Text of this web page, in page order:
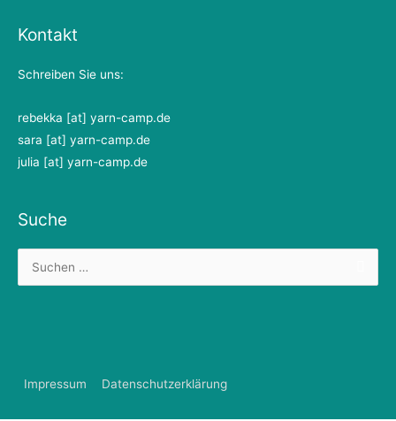
Kontakt
Schreiben Sie uns:
rebekka [at] yarn-camp.de
sara [at] yarn-camp.de
julia [at] yarn-camp.de
Suche
Suchen
Impressum Datenschutzerklärung